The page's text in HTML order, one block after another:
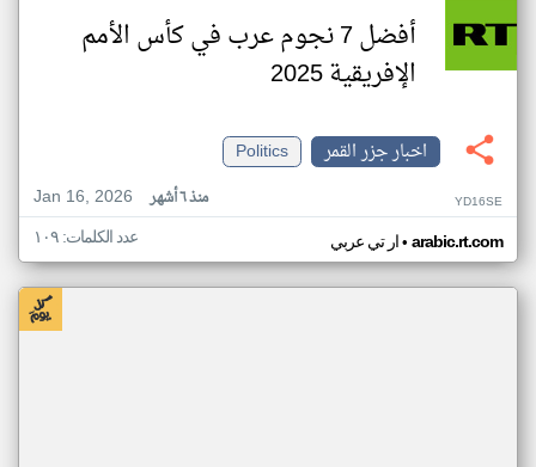
أفضل 7 نجوم عرب في كأس الأمم
الإفريقية 2025
اخبار جزر القمر
Politics
Jan 16, 2026
منذ ٦ أشهر YD16SE
ار تي عربي• arabic.rt.com عدد الكلمات: ١٠٩